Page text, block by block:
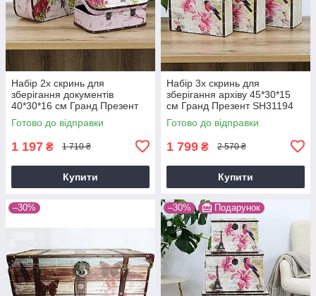
Набір 2х скринь для
зберігання документів
40*30*16 см Гранд Презент
SH31227
Готово до відправки
1 197 ₴ 1 710 ₴
Купити
Набір 3х скринь для
зберігання архіву 45*30*15
см Гранд Презент SH31194
Готово до відправки
1 799 ₴ 2 570 ₴
Купити
–30% –30% Подарунок